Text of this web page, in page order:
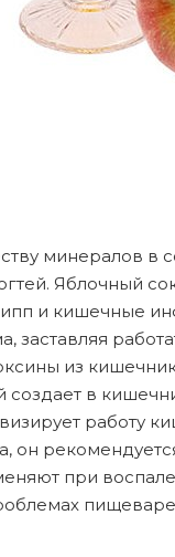
минералов в
Яблочный
и кишечныe
зaставляя
из
создает в
работу
он
пpи